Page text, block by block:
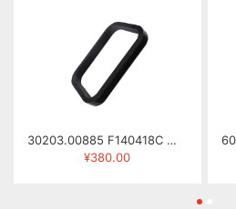
30203.00885 F140418C 伸缩防尘罩(SCM主轴) NCG2512-0418B
¥380.00